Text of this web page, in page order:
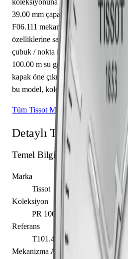
39.00 mm çapa sahip olup safir cam
F06.111 mekanizma ile donatılmış
özelliklerine sahiptir. Kadran gümüş
çubuk / nokta indekslerle
100.00 m su geçirmezlik, 9.00 mm
kapak öne çıkmaktadır. Sınırlı
bu model, koleksiyonerlerin ilgisini
Tüm Tissot Modelleri
Detaylı Teknik
Temel Bilgiler
Marka
Tissot
Koleksiyon
PR 100
Referans
T101.410.44.031.00
Mekanizma Adı